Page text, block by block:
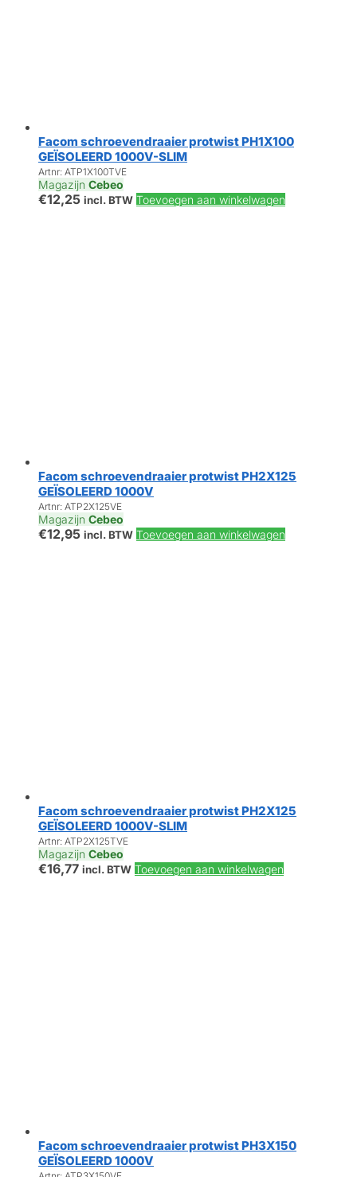
Facom schroevendraaier protwist PH1X100
GEÏSOLEERD 1000V-SLIM
Artnr: ATP1X100TVE
Magazijn Cebeo
€12,25 incl. BTW Toevoegen aan winkelwagen
Facom schroevendraaier protwist PH2X125
GEÏSOLEERD 1000V
Artnr: ATP2X125VE
Magazijn Cebeo
€12,95 incl. BTW Toevoegen aan winkelwagen
Facom schroevendraaier protwist PH2X125
GEÏSOLEERD 1000V-SLIM
Artnr: ATP2X125TVE
Magazijn Cebeo
€16,77 incl. BTW Toevoegen aan winkelwagen
Facom schroevendraaier protwist PH3X150
GEÏSOLEERD 1000V